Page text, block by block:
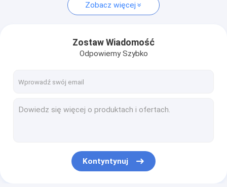
Liniowy Shale Shaker
Wiercenie Wirówki Błotnej
Shale Shaker Screen
Zobacz więcej
Zostaw Wiadomość
Odpowiemy Szybko
Kontyntynuj